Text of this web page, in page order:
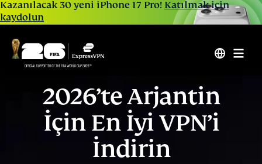
Kazanılacak 30 yeni iPhone 17 Pro! Katılmak için
kaydolun
2026’te Arjantin
İçin En İyi VPN’i
İndirin